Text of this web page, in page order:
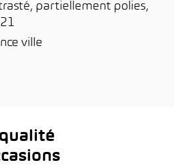
partiellement polies,
ville